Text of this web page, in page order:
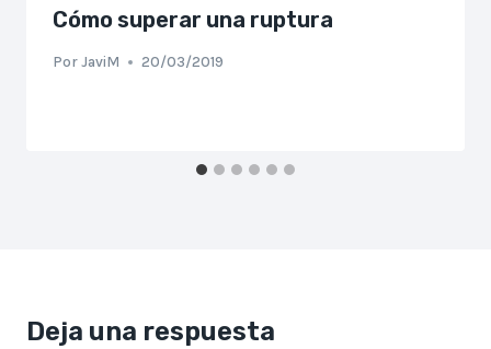
Cómo superar una ruptura
Por JaviM 20/03/2019
Deja una respuesta